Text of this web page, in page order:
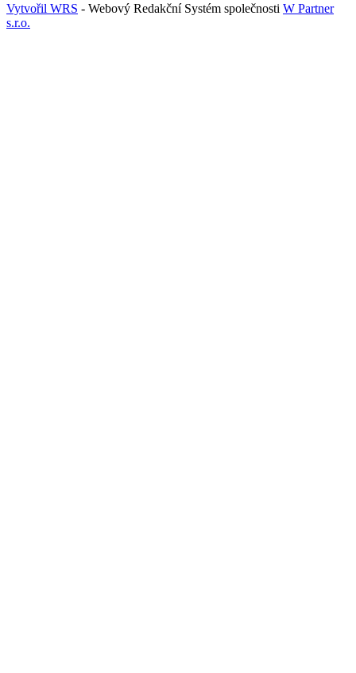
Vytvořil WRS - Webový Redakční Systém společnosti W Partner
s.r.o.